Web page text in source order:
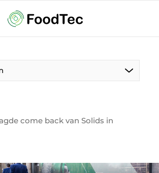
aanleveren
come back van Solids in